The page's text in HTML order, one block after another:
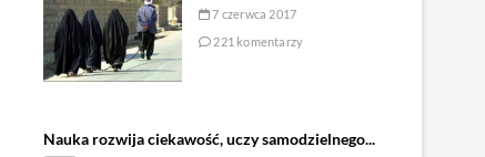
7 czerwca 2017
221 komentarzy
Nauka rozwija ciekawość, uczy samodzielnego...